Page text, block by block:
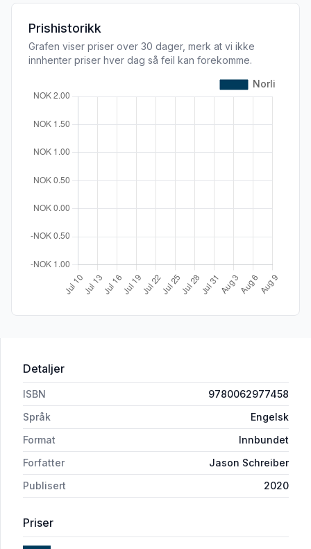
Produktbeskrivelse
Prishistorikk
Grafen viser priser over 30 dager, merk at vi ikke
innhenter priser hver dag så feil kan forekomme.
Detaljer
ISBN
9780062977458
Språk
Engelsk
Format
Innbundet
Forfatter
Jason Schreiber
Publisert
2020
Priser